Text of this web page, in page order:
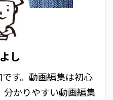
し
す。動画編集は初心
かりやすい動画編集